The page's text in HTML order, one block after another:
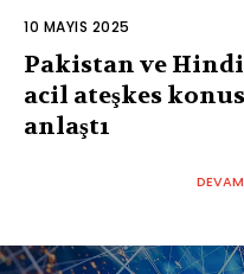
10 MAYIS 2025
Pakistan ve
acil ateşkes
anlaştı